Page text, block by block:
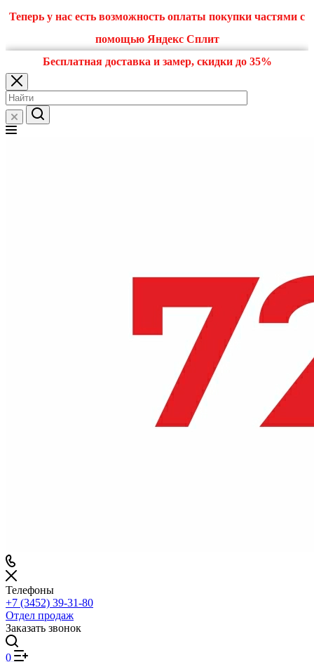
Теперь у нас есть возможность оплаты покупки частями с
помощью Яндекс Сплит
Бесплатная доставка и замер, скидки до 35%
Телефоны
+7 (3452) 39-31-80
Отдел продаж
Заказать звонок
0